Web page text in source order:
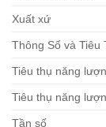
Xuất xứ
Thông Số và Tiêu
Tiêu thụ năng
Tiêu thụ năng
Tần số